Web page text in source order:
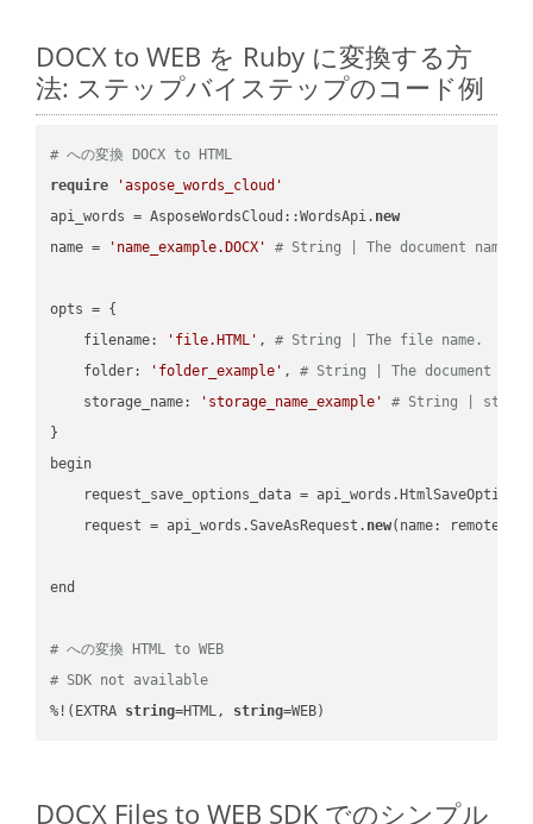
DOCX to WEB を Ruby に変換する方
法: ステップバイステップのコード例
# への変換 DOCX to HTML
require
'aspose_words_cloud'
api_words = AsposeWordsCloud::WordsApi. new
name =
'name_example.DOCX' # String | The document name.
opts = {
    filename:
'file.HTML' , # String | The file name.
    folder:
'folder_example' , # String | The document
    storage_name:
'storage_name_example'
# String |
}
begin
request_save_options_data =
    request = api_words.SaveAsRequest.
new(name:
end
# への変換 HTML to WEB
# SDK not available
%!(EXTRA string=HTML, string=WEB)
DOCX Files to WEB SDK でのシンプル